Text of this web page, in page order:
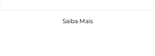
Saiba Mais